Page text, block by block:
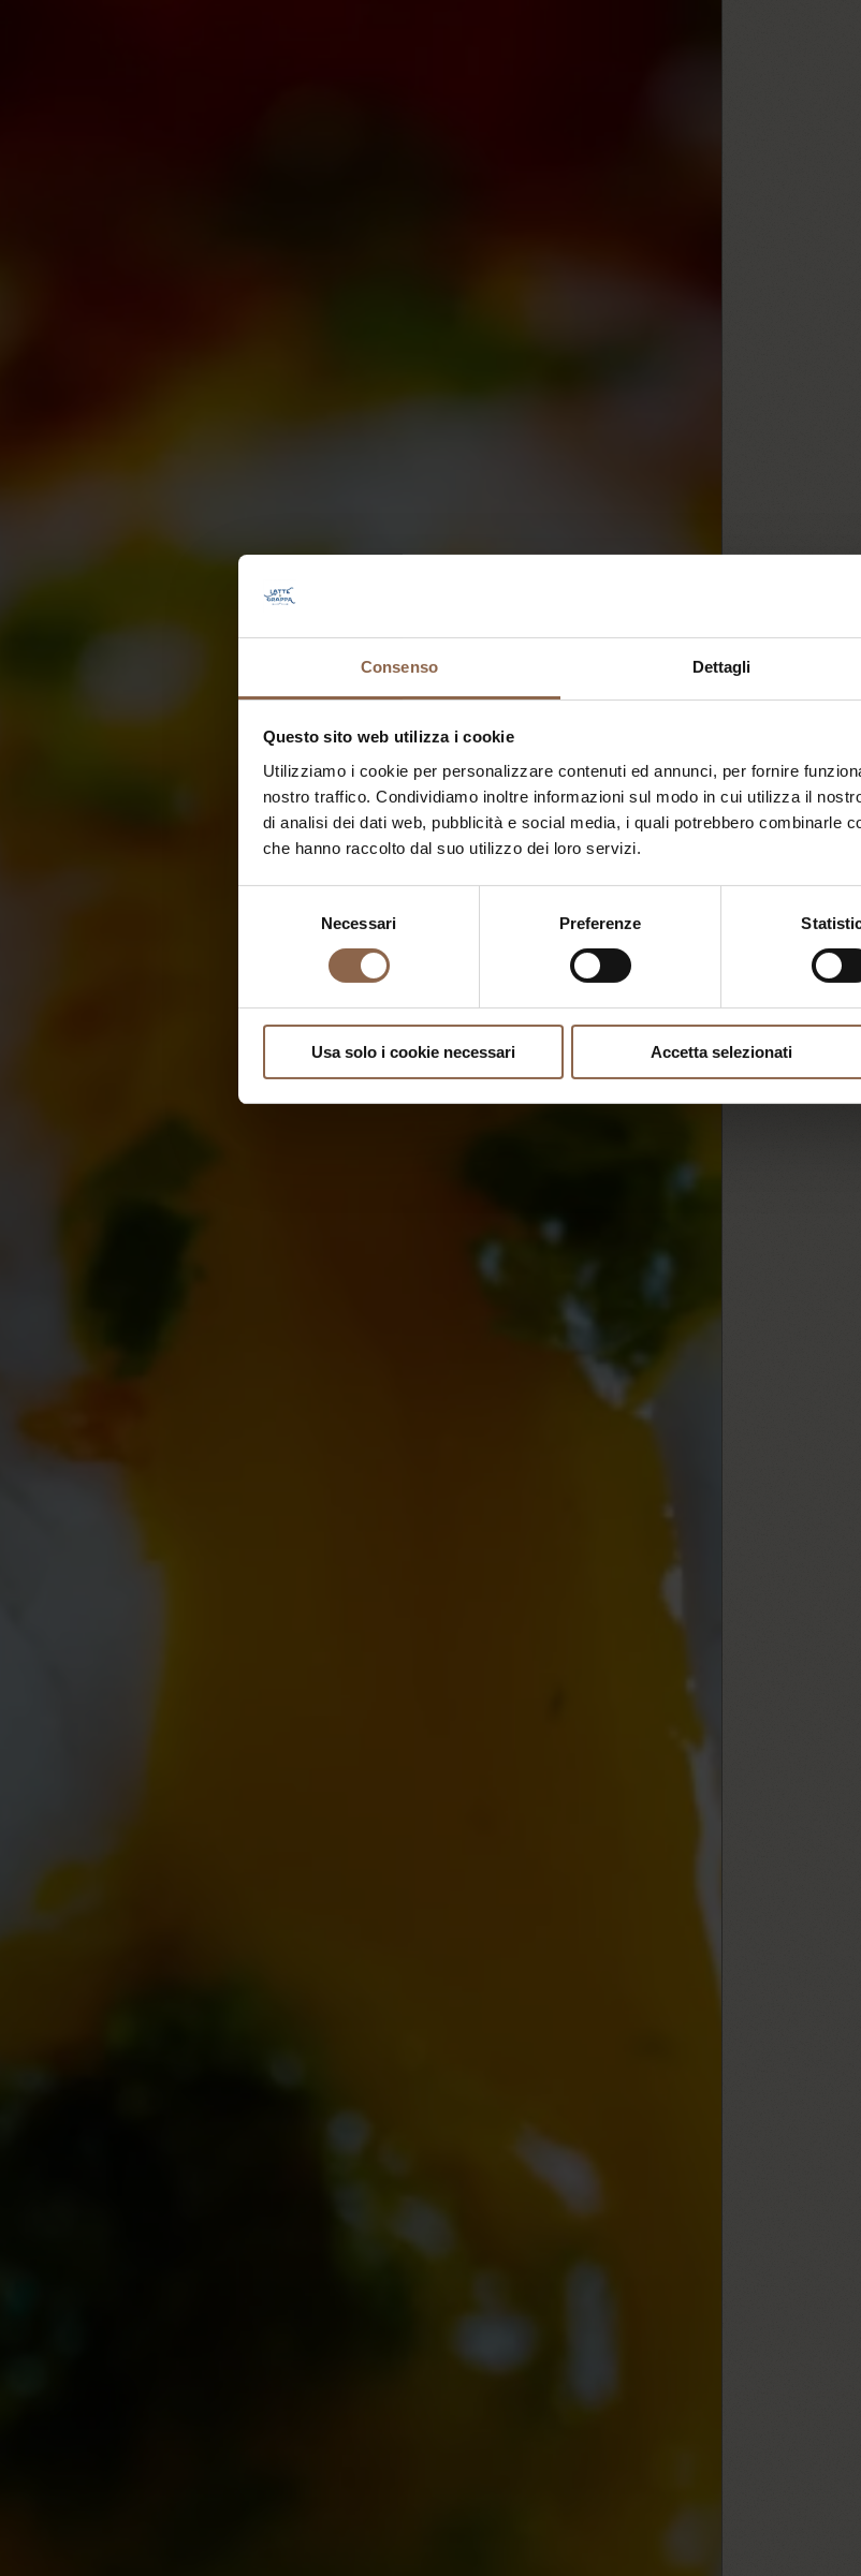
Consenso Dettagli
Questo sito web utilizza i cookie
Utilizziamo i cookie per personalizzare contenuti ed annunci, per fornire
nostro traffico. Condividiamo inoltre informazioni sul modo in cui utilizza il
di analisi dei dati web, pubblicità e social media, i quali potrebbero combinarle
che hanno raccolto dal suo utilizzo dei loro servizi.
Necessari Preferenze
Usa solo i cookie necessari Accetta selezionati